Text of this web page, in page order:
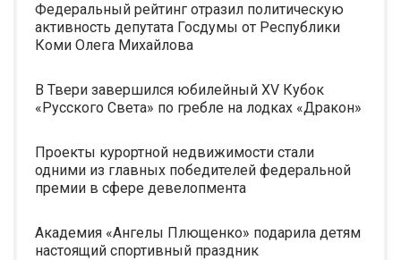
Федеральный рейтинг отразил политическую
активность депутата Госдумы от Республики
Коми Олега Михайлова
В Твери завершился юбилейный XV Кубок
«Русского Света» по гребле на лодках «Дракон»
Проекты курортной недвижимости стали
одними из главных победителей федеральной
премии в сфере девелопмента
Академия «Ангелы Плющенко» подарила детям
настоящий спортивный праздник